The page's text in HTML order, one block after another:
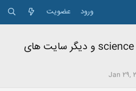
ورود عضویت
گرفتن مقالات science direct و دیگر سایت های
Jan 29,